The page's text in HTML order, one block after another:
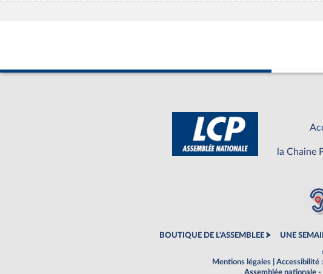
la Chaine
BOUTIQUE DE L'ASSEMBLEE UNE
Mentions légales
Accessibilité
Assemblée nationale